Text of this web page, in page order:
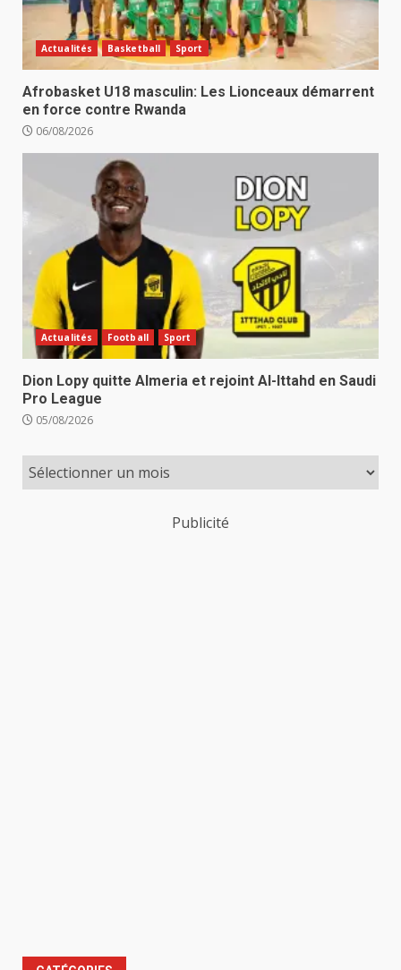
Actualités Basketball Sport
Afrobasket U18 masculin: Les Lionceaux démarrent
en force contre Rwanda
06/08/2026
Actualités Football Sport
Dion Lopy quitte Almeria et rejoint Al-Ittahd en Saudi
Pro League
05/08/2026
Publicité